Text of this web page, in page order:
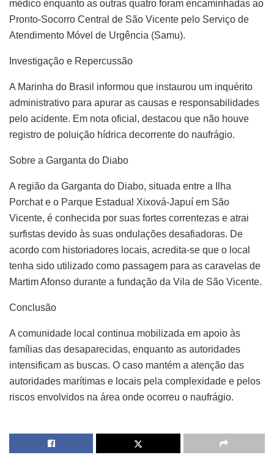
médico enquanto as outras quatro foram encaminhadas ao
Pronto-Socorro Central de São Vicente pelo Serviço de
Atendimento Móvel de Urgência (Samu).
Investigação e Repercussão
A Marinha do Brasil informou que instaurou um inquérito
administrativo para apurar as causas e responsabilidades
pelo acidente. Em nota oficial, destacou que não houve
registro de poluição hídrica decorrente do naufrágio.
Sobre a Garganta do Diabo
A região da Garganta do Diabo, situada entre a Ilha
Porchat e o Parque Estadual Xixová-Japuí em São
Vicente, é conhecida por suas fortes correntezas e atrai
surfistas devido às suas ondulações desafiadoras. De
acordo com historiadores locais, acredita-se que o local
tenha sido utilizado como passagem para as caravelas de
Martim Afonso durante a fundação da Vila de São Vicente.
Conclusão
A comunidade local continua mobilizada em apoio às
famílias das desaparecidas, enquanto as autoridades
intensificam as buscas. O caso mantém a atenção das
autoridades marítimas e locais pela complexidade e pelos
riscos envolvidos na área onde ocorreu o naufrágio.